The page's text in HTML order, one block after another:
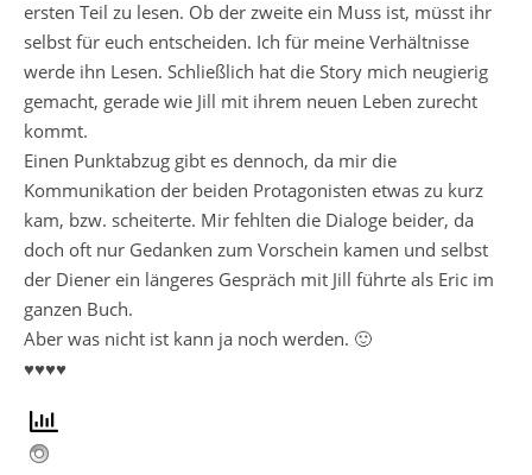
ersten Teil zu lesen. Ob der zweite ein Muss ist, müsst ihr
selbst für euch entscheiden. Ich für meine Verhältnisse
werde ihn Lesen. Schließlich hat die Story mich neugierig
gemacht, gerade wie Jill mit ihrem neuen Leben zurecht
kommt.
Einen Punktabzug gibt es dennoch, da mir die
Kommunikation der beiden Protagonisten etwas zu kurz
kam, bzw. scheiterte. Mir fehlten die Dialoge beider, da
doch oft nur Gedanken zum Vorschein kamen und selbst
der Diener ein längeres Gespräch mit Jill führte als Eric im
ganzen Buch.
Aber was nicht ist kann ja noch werden. 🙂
♥♥♥♥